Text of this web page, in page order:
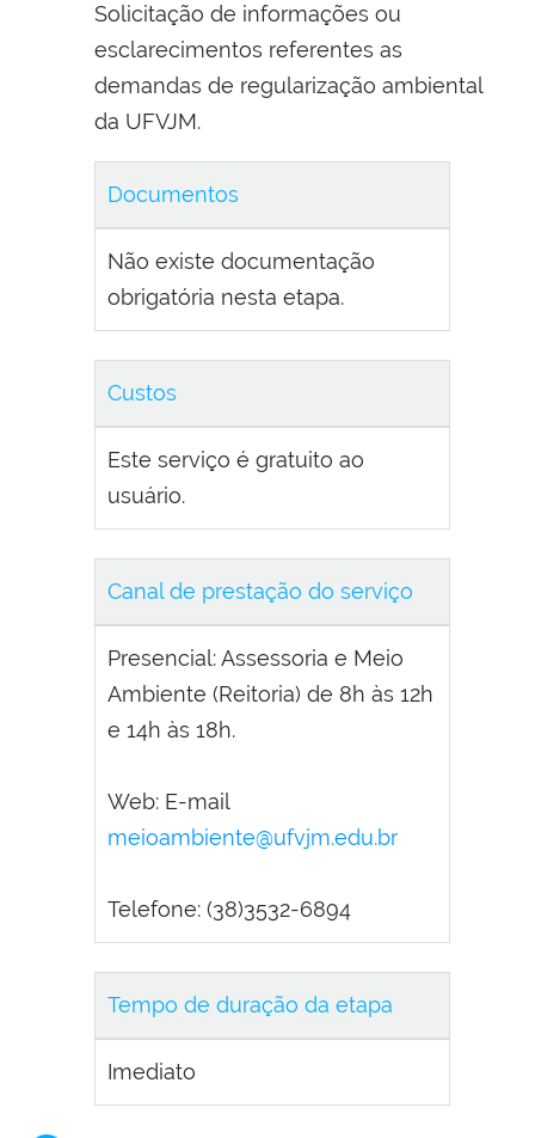
Solicitação de informações ou
esclarecimentos referentes as
demandas de regularização ambiental
da UFVJM.
Documentos
Não existe documentação
obrigatória nesta etapa.
Custos
Este serviço é gratuito ao
usuário.
Canal de prestação do serviço
Presencial: Assessoria e Meio
Ambiente (Reitoria) de 8h às 12h
e 14h às 18h.
Web: E-mail
meioambiente@ufvjm.edu.br
Telefone: (38)3532-6894
Tempo de duração da etapa
Imediato